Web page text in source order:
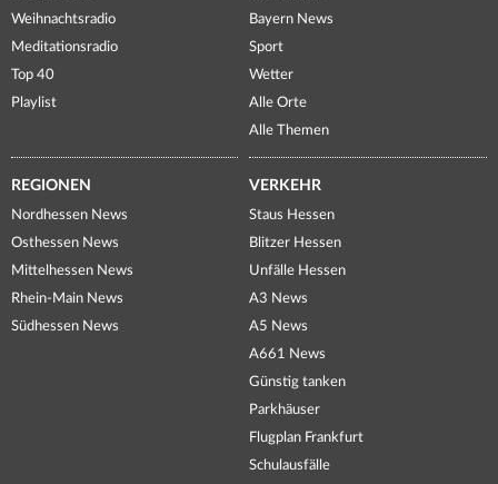
Weihnachtsradio
Meditationsradio
Top 40
Playlist
Bayern News
Sport
Wetter
Alle Orte
Alle Themen
REGIONEN
Nordhessen News
Osthessen News
Mittelhessen News
Rhein-Main News
Südhessen News
VERKEHR
Staus Hessen
Blitzer Hessen
Unfälle Hessen
A3 News
A5 News
A661 News
Günstig tanken
Parkhäuser
Flugplan Frankfurt
Schulausfälle